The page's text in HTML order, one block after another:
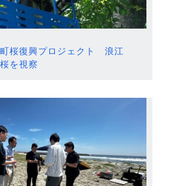
桜復興プロジェクト 浪江
を視察